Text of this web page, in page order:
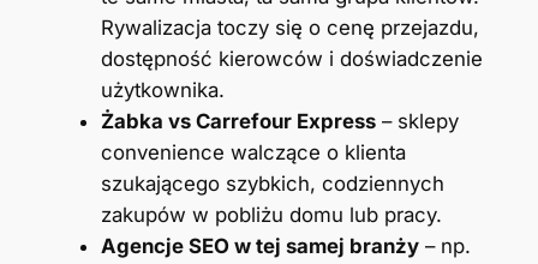
Rywalizacja toczy się o cenę przejazdu,
dostępność kierowców i doświadczenie
użytkownika.
Żabka vs Carrefour Express– sklepy
convenience walczące o klienta
szukającego szybkich, codziennych
zakupów w pobliżu domu lub pracy.
Agencje SEO w tej samej branży– np.